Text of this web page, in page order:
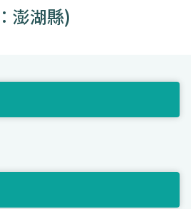
澎湖縣)